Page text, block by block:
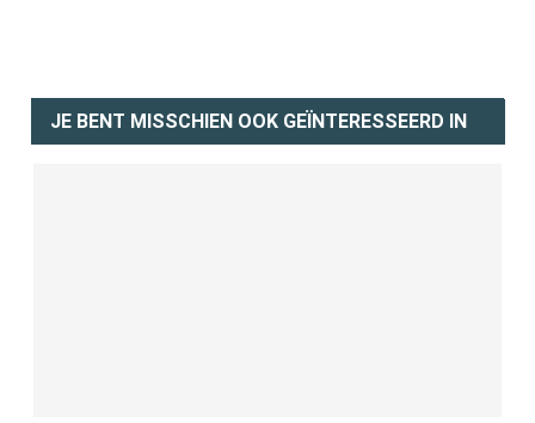
JE BENT MISSCHIEN OOK GEÏNTERESSEERD IN